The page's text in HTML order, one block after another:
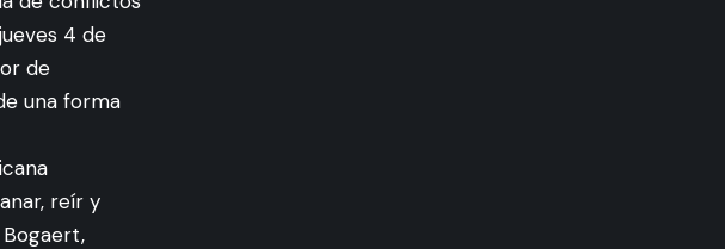
4 de
de
una forma
reír y